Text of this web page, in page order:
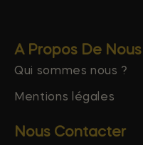
A Propos De Nous
Qui sommes nous ?
Mentions légales
Nous Contacter